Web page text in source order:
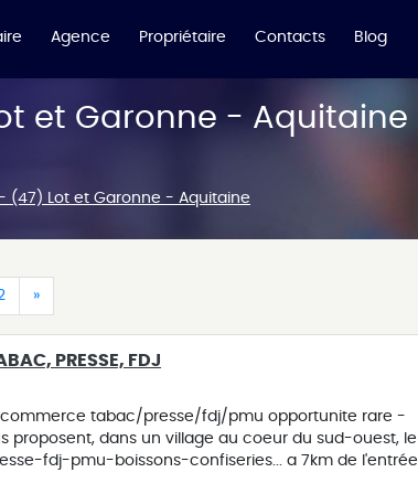
Agence Propriétaire Contacts Blog
et Garonne - Aquitaine
(47) Lot et Garonne - Aquitaine
(current)
»(current)
PRESSE, FDJ
tabac/presse/fdj/pmu opportunite rare -
proposent, dans un village au coeur du sud-ouest, le
fdj-pmu-boissons-confiseries... a 7km de l'entrée